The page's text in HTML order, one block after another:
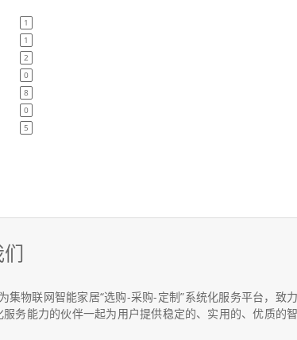
1
1
2
0
8
0
5
集物联网智能家居“选购-采购-定制”系统化服务平台，致
服务能力的伙伴一起为用户提供稳定的、实用的、优质的